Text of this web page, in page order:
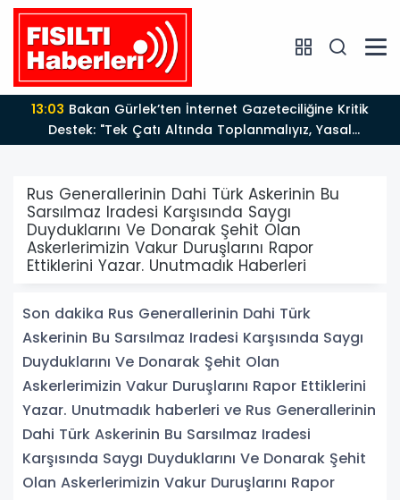
13:03
Destek: "Tek Çatı Altında Toplanmalıyız, Yasal
Düzenlemeye Hazırız"
Rus Generallerinin Dahi Türk Askerinin Bu
Sarsılmaz Iradesi Karşısında Saygı
Duyduklarını Ve Donarak Şehit Olan
Askerlerimizin Vakur Duruşlarını Rapor
Ettiklerini Yazar. Unutmadık Haberleri
Son dakika Rus Generallerinin Dahi Türk
Askerinin Bu Sarsılmaz Iradesi Karşısında Saygı
Duyduklarını Ve Donarak Şehit Olan
Askerlerimizin Vakur Duruşlarını Rapor Ettiklerini
Yazar. Unutmadık haberleri ve Rus Generallerinin
Dahi Türk Askerinin Bu Sarsılmaz Iradesi
Karşısında Saygı Duyduklarını Ve Donarak Şehit
Olan Askerlerimizin Vakur Duruşlarını Rapor